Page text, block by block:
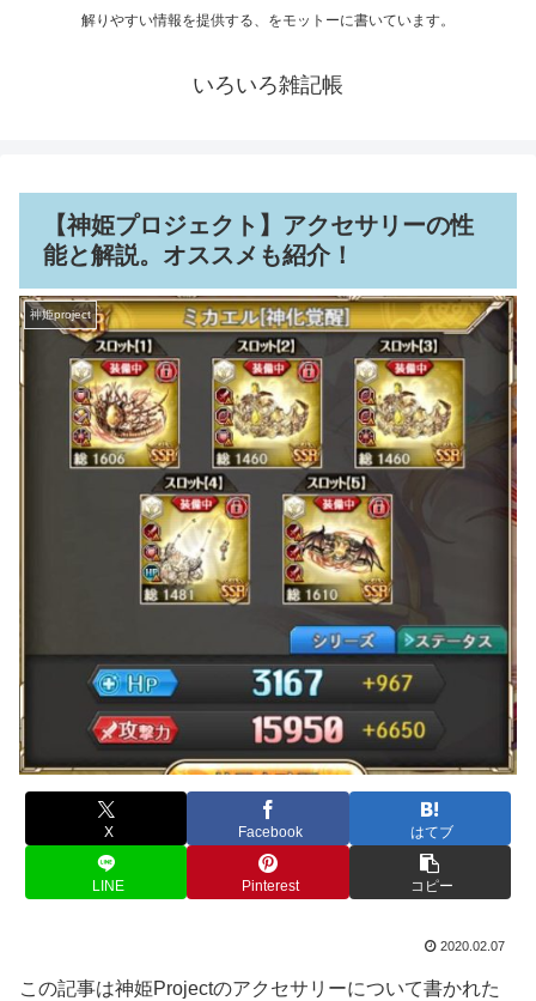
解りやすい情報を提供する、をモットーに書いています。
いろいろ雑記帳
【神姫プロジェクト】アクセサリーの性
能と解説。オススメも紹介！
神姫project
X Facebook はてブ
LINE Pinterest コピー
2020.02.07
この記事は神姫Projectのアクセサリーについて書かれた